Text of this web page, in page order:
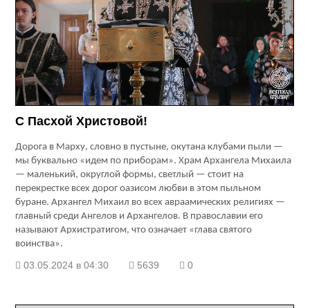
С Пасхой Христовой!
Дорога в Марху, словно в пустыне, окутана клубами пыли —
мы буквально «идем по приборам». Храм Архангела Михаила
— маленький, округлой формы, светлый — стоит на
перекрестке всех дорог оазисом любви в этом пыльном
буране. Архангел Михаил во всех авраамических религиях —
главный среди Ангелов и Архангелов. В православии его
называют Архистратигом, что означает «глава святого
воинства».
03.05.2024 в 04:30 5639 0